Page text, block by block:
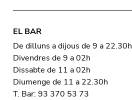
EL BAR
De dilluns a dijous de 9 a 22.30h
Divendres de 9 a 02h
Dissabte de 11 a 02h
Diumenge de 11 a 22.30h
T. Bar: 93 370 53 73